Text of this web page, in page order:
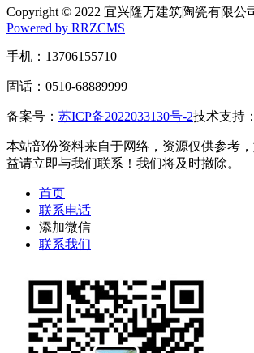
Copyright © 2022 宜兴隆万建筑陶瓷有限公
Powered by RRZCMS
手机：13706155710
固话：0510-68889999
备案号： 苏ICP备2022033130号-2技术支持：
本站部份资料来自于网络，资源仅供参考
益请立即与我们联系！我们将及时撤除。
首页
联系电话
添加微信
联系我们